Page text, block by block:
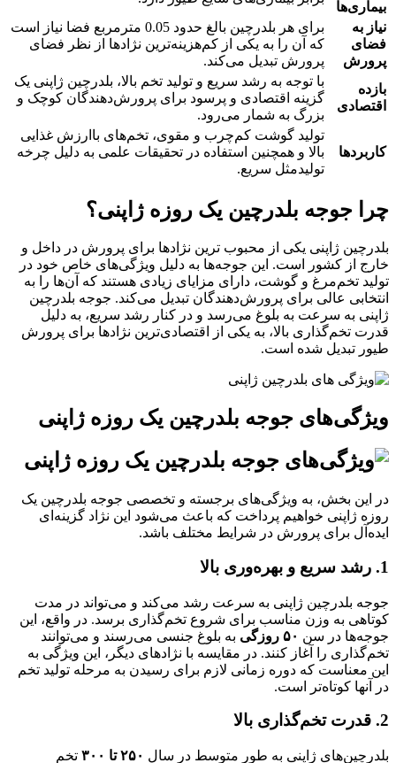
بیماری‌ها
نیاز به
فضای
پرورش
برای هر بلدرچین بالغ حدود 0.05 مترمربع فضا نیاز است
که آن را به یکی از کم‌هزینه‌ترین نژادها از نظر فضای
پرورش تبدیل می‌کند.
بازده
اقتصادی
با توجه به رشد سریع و تولید تخم بالا، بلدرچین ژاپنی یک
گزینه اقتصادی و پرسود برای پرورش‌دهندگان کوچک و
بزرگ به شمار می‌رود.
کاربردها
تولید گوشت کم‌چرب و مقوی، تخم‌های باارزش غذایی
بالا و همچنین استفاده در تحقیقات علمی به دلیل چرخه
تولیدمثل سریع.
چرا جوجه بلدرچین یک روزه ژاپنی؟
بلدرچین ژاپنی یکی از محبوب‌ ترین نژادها برای پرورش در داخل و
خارج از کشور است. این جوجه‌ها به دلیل ویژگی‌های خاص خود در
تولید تخم‌مرغ و گوشت، دارای مزایای زیادی هستند که آن‌ها را به
انتخابی عالی برای پرورش‌دهندگان تبدیل می‌کند. جوجه بلدرچین
ژاپنی به سرعت به بلوغ می‌رسد و در کنار رشد سریع، به دلیل
قدرت تخم‌گذاری بالا، به یکی از اقتصادی‌ترین نژادها برای پرورش
طیور تبدیل شده است.
ویژگی‌های جوجه بلدرچین یک روزه ژاپنی
در این بخش، به ویژگی‌های برجسته و تخصصی جوجه بلدرچین یک
روزه ژاپنی خواهیم پرداخت که باعث می‌شود این نژاد گزینه‌ای
ایده‌آل برای پرورش در شرایط مختلف باشد.
1. رشد سریع و بهره‌وری بالا
جوجه بلدرچین ژاپنی به سرعت رشد می‌کند و می‌تواند در مدت
کوتاهی به وزن مناسب برای شروع تخم‌گذاری برسد. در واقع، این
جوجه‌ها در سن
به بلوغ جنسی می‌رسند و می‌توانند
تخم‌گذاری را آغاز کنند. در مقایسه با نژادهای دیگر، این ویژگی به
این معناست که دوره زمانی لازم برای رسیدن به مرحله تولید تخم
در آنها کوتاه‌تر است.
2. قدرت تخم‌گذاری بالا
بلدرچین‌های ژاپنی به طور متوسط در سال ۲۵۰ تا ۳۰۰ تخم